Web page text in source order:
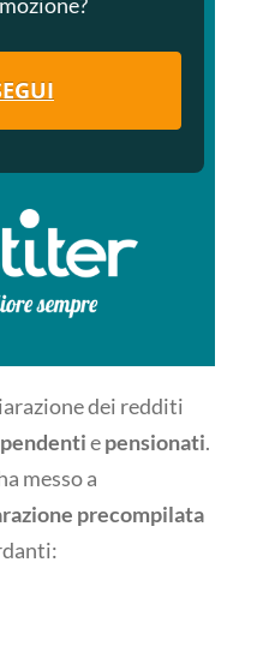
dei redditi
epensionati.
messo a
precompilata